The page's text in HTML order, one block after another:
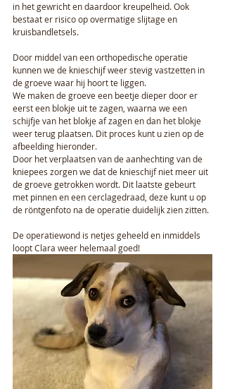
in het gewricht en daardoor kreupelheid. Ook
bestaat er risico op overmatige slijtage en
kruisbandletsels.
Door middel van een orthopedische operatie
kunnen we de knieschijf weer stevig vastzetten in
de groeve waar hij hoort te liggen.
We maken de groeve een beetje dieper door er
eerst een blokje uit te zagen, waarna we een
schijfje van het blokje af zagen en dan het blokje
weer terug plaatsen. Dit proces kunt u zien op de
afbeelding hieronder.
Door het verplaatsen van de aanhechting van de
kniepees zorgen we dat de knieschijf niet meer uit
de groeve getrokken wordt. Dit laatste gebeurt
met pinnen en een cerclagedraad, deze kunt u op
de röntgenfoto na de operatie duidelijk zien zitten.
De operatiewond is netjes geheeld en inmiddels
loopt Clara weer helemaal goed!